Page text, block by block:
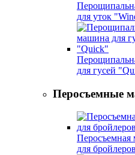
для уток
для гусей
Перосъемные
Перосъемная
для